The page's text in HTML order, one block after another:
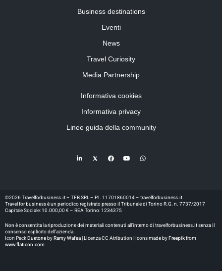
Business destinations
Eventi
News
Travel Curiosity
Media Partnership
Informativa cookies
Informativa privacy
Linee guida della community
©2026 Travelforbusiness.it – TFB SRL – P.I. 11701860014 – travelforbusiness.it
Travel for business è un periodico registrato presso il Tribunale di Torino R.G. n. 7737/2017
Capitale Sociale: 10.000,00 € – REA Torino: 1234375
Non è consentita la riproduzione dei materiali contenuti all’interno di travelforbusiness.it senza il
consenso esplicito dell’azienda.
Icon PackDuetonebyRamy Wafaa |Licenza CC Atribution | Icons made byFreepikfrom
www.flaticon.com